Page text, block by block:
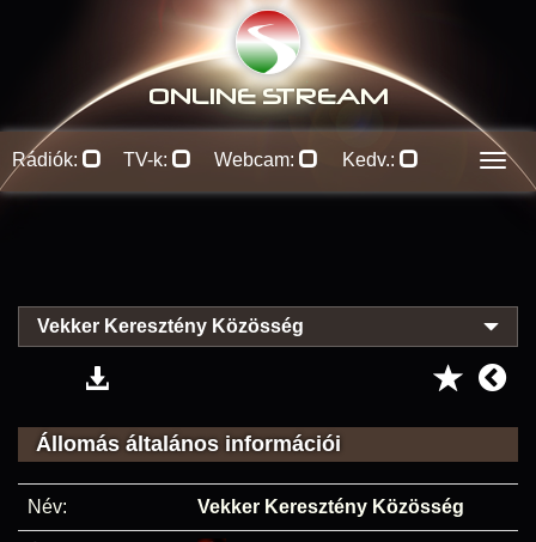
ONLINE STREAM
Rádiók: TV-k: Webcam: Kedv.:
Vekker Keresztény Közösség
Állomás általános információi
Név: Vekker Keresztény Közösség